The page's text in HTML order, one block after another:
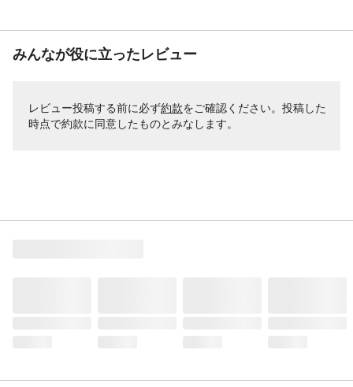
みんなが役に立ったレビュー
レビュー投稿する前に必ず約款をご確認ください。投稿した
時点で約款に同意したものとみなします。